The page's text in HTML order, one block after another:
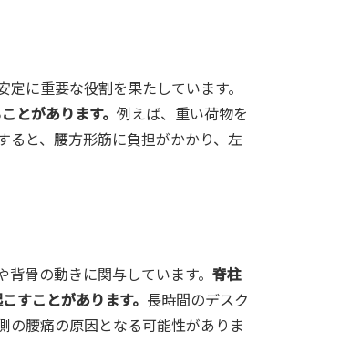
に重要な役割を果たしています。
とがあります。例えば、重い荷物を
ると、腰方形筋に負担がかかり、左
骨の動きに関与しています。 脊柱
すことがあります。 長時間のデスク
の腰痛の原因となる可能性がありま